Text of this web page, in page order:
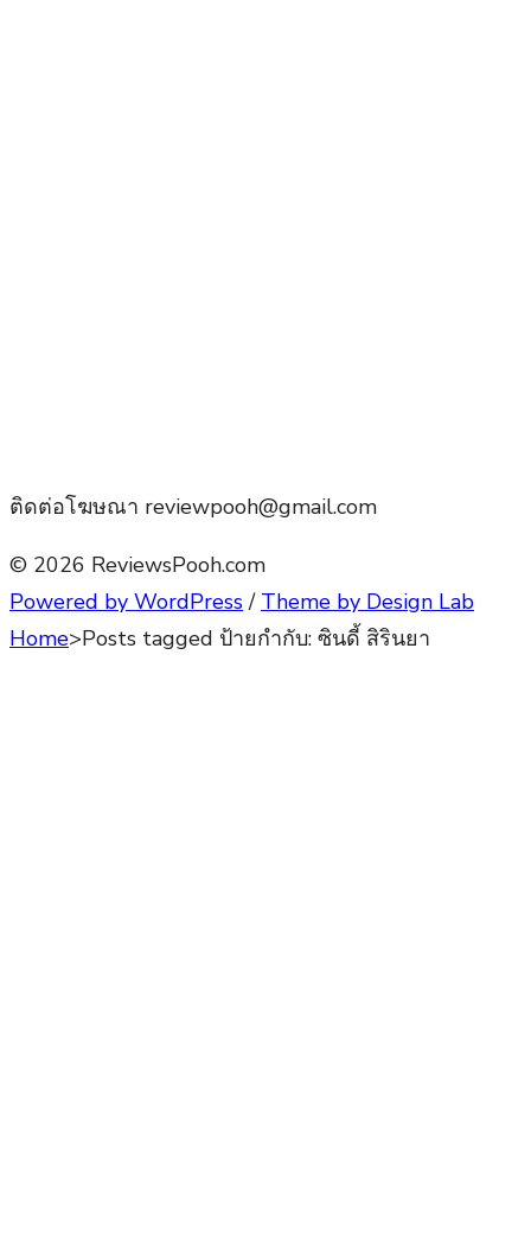
ติดต่อโฆษณา reviewpooh@gmail.com
© 2026 ReviewsPooh.com
Powered by WordPress / Theme by Design Lab
Home>Posts tagged ป้ายกำกับ: ซินดี้ สิรินยา